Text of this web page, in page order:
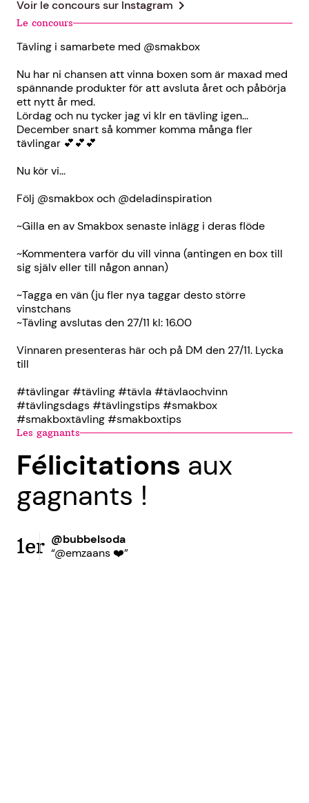
Voir le concours sur Instagram chevron_right
Le concours
Tävling i samarbete med @smakbox
Nu har ni chansen att vinna boxen som är maxad med
spännande produkter för att avsluta året och påbörja
ett nytt år med.
Lördag och nu tycker jag vi klr en tävling igen...
December snart så kommer komma många fler
tävlingar 💕💕💕
Nu kör vi...
Följ @smakbox och @deladinspiration
~Gilla en av Smakbox senaste inlägg i deras flöde
~Kommentera varför du vill vinna (antingen en box till
sig själv eller till någon annan)
~Tagga en vän (ju fler nya taggar desto större
vinstchans
~Tävling avslutas den 27/11 kl: 16.00
Vinnaren presenteras här och på DM den 27/11. Lycka
till
#tävlingar #tävling #tävla #tävlaochvinn
#tävlingsdags #tävlingstips #smakbox
#smakboxtävling #smakboxtips
Les gagnants
Félicitations aux
gagnants !
1er @bubbelsoda
“@emzaans ❤️”